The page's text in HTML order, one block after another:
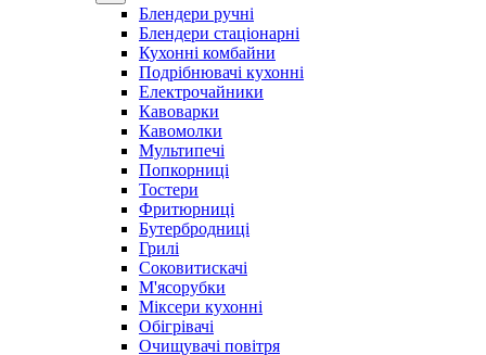
Блендери ручні
Блендери стаціонарні
Кухонні комбайни
Подрібнювачі кухонні
Електрочайники
Кавоварки
Кавомолки
Мультипечі
Попкорниці
Тостери
Фритюрниці
Бутербродниці
Грилі
Соковитискачі
М'ясорубки
Міксери кухонні
Обігрівачі
Очищувачі повітря